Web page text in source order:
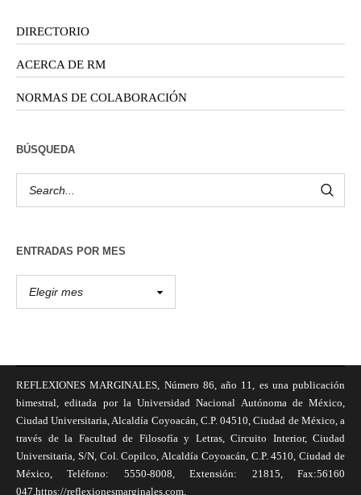
DIRECTORIO
ACERCA DE RM
NORMAS DE COLABORACIÓN
BÚSQUEDA
ENTRADAS POR MES
REFLEXIONES MARGINALES, Número 86, año 11, es una publicación
bimestral, editada por la Universidad Nacional Autónoma de México,
Ciudad Universitaria, Alcaldía Coyoacán, C.P. 04510, Ciudad de México, a
través de la Facultad de Filosofía y Letras, Circuito Interior, Ciudad
Universitaria, S/N, Col. Copilco, Alcaldía Coyoacán, C.P. 4510, Ciudad de
México, Teléfono: 5550-8008, Extensión: 21815, Fax:56160
047,https://reflexionesmarginales.com,